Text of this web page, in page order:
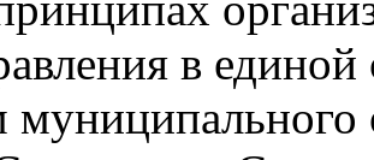
в
муниципального